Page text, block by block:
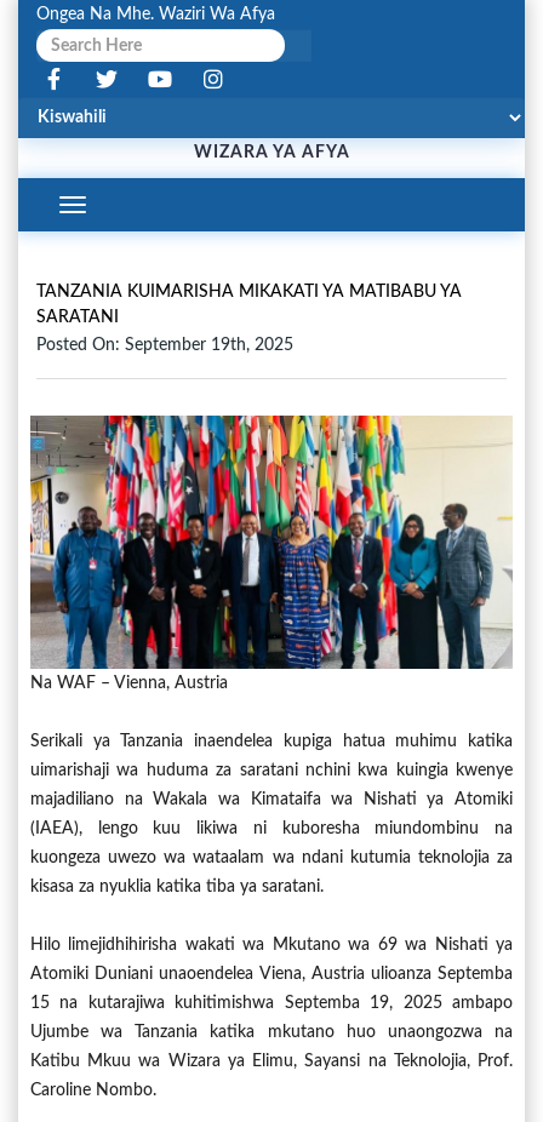
Ongea Na Mhe. Waziri Wa Afya
WIZARA YA AFYA
Toggle
Navigation
TANZANIA KUIMARISHA MIKAKATI YA MATIBABU YA
SARATANI
Posted On: September 19th, 2025
Na WAF – Vienna, Austria
Serikali ya Tanzania inaendelea kupiga hatua muhimu katika
uimarishaji wa huduma za saratani nchini kwa kuingia kwenye
majadiliano na Wakala wa Kimataifa wa Nishati ya Atomiki
(IAEA), lengo kuu likiwa ni kuboresha miundombinu na
kuongeza uwezo wa wataalam wa ndani kutumia teknolojia za
kisasa za nyuklia katika tiba ya saratani.
Hilo limejidhihirisha wakati wa Mkutano wa 69 wa Nishati ya
Atomiki Duniani unaoendelea Viena, Austria ulioanza Septemba
15 na kutarajiwa kuhitimishwa Septemba 19, 2025 ambapo
Ujumbe wa Tanzania katika mkutano huo unaongozwa na
Katibu Mkuu wa Wizara ya Elimu, Sayansi na Teknolojia, Prof.
Caroline Nombo.